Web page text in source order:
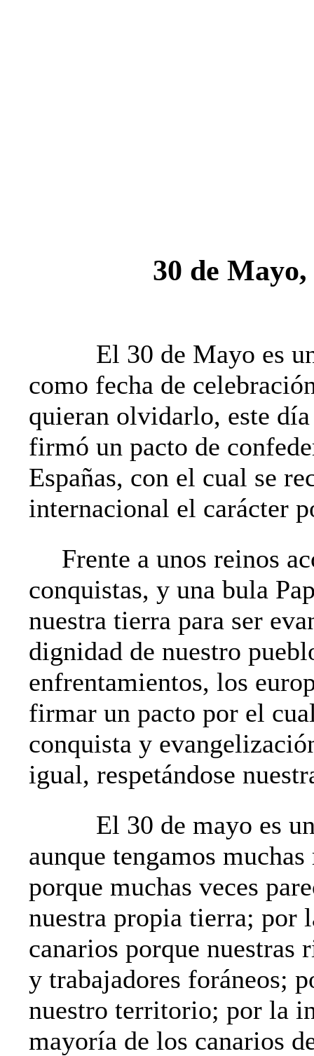
30 de
El 30 de Mayo es
como fecha de
quieran olvidarlo, este
firmó un pacto de
Españas, con el cual se
internacional el carácter
Frente a unos reinos
conquistas, y una bula
nuestra tierra para ser
dignidad de nuestro
enfrentamientos, los
firmar un pacto por el
conquista y
igual, respetándose
El 30 de mayo es
aunque tengamos
porque muchas veces
nuestra propia tierra; por
canarios porque nuestras
y trabajadores foráneos;
nuestro territorio; por la
mayoría de los canarios